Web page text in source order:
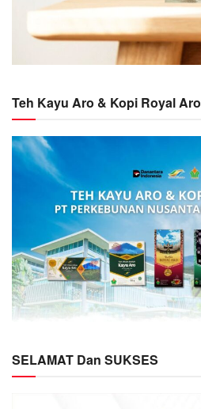
Teh Kayu Aro & Kopi Royal Aro
SELAMAT Dan SUKSES